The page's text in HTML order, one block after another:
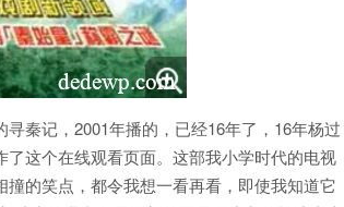
秦记，2001年播的，已经16年了，16年杨过
这个在线观看页面。这部我小学时代的电视
的笑点，都令我想一看再看，即使我知道它